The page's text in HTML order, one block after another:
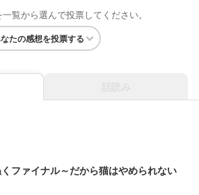
覧から選んで投票してください。
たの感想を投票する
ファイナル～だから猫はやめられない